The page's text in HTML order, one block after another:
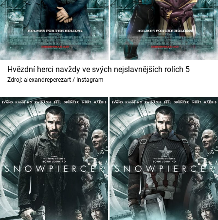
Hvězdní herci navždy ve svých nejslavnějších rolích 5
Zdroj: alexandreperezart / Instagram